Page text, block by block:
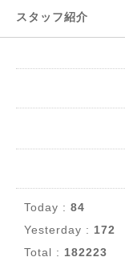
スタッフ紹介
Today : 84
Yesterday : 172
Total : 182223